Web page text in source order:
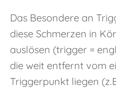
Das Besondere an
diese Schmerzen in
auslösen (trigger =
die weit entfernt vom
Triggerpunkt liegen